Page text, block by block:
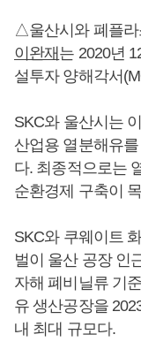
△울산시와 폐플라
이완재는 2020년
설투자 양해각서
SKC와 울산시는
산업용 열분해유
다. 최종적으로는
순환경제 구축이
SKC와 쿠웨이트
벌이 울산 공장 인
자해 폐비닐류 기
유 생산공장을
내 최대 규모다.